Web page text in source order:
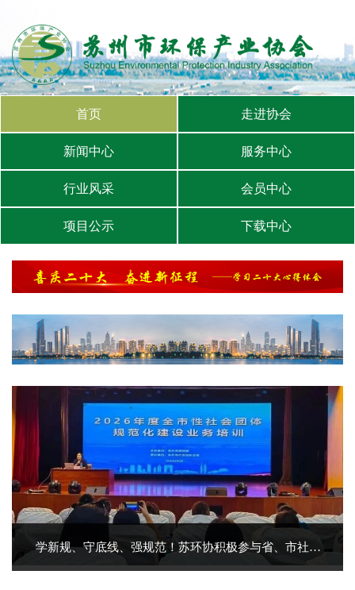
首页 走进协会
新闻中心 服务中心
行业风采 会员中心
项目公示 下载中心
学新规、守底线、强规范！苏环协积极参与省、市社…